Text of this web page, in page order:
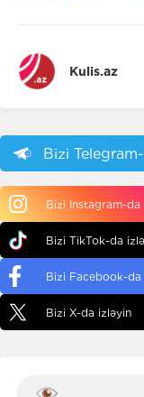
Kulis.az
Bizi
Bizi Instagram-da
Bizi TikTok-da
Bizi Facebook-da
Bizi X-da izləyin